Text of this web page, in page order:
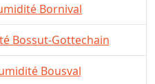
Bornival
Bossut-Gottechain
Bousval